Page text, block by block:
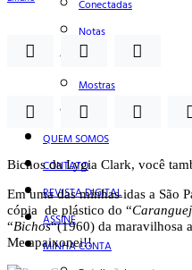
Conectadas
Notas
Social
Mostras
Arte
QUEM SOMOS
CONTATO
REVISTA DIGITAL
ASSINE
MINHA CONTA
Bichos da Lygia Clark, você
Em uma das minhas idas a São
cópia de plástico do “
“Bichos“(1960) da maravilhosa
Me apaixonei!!